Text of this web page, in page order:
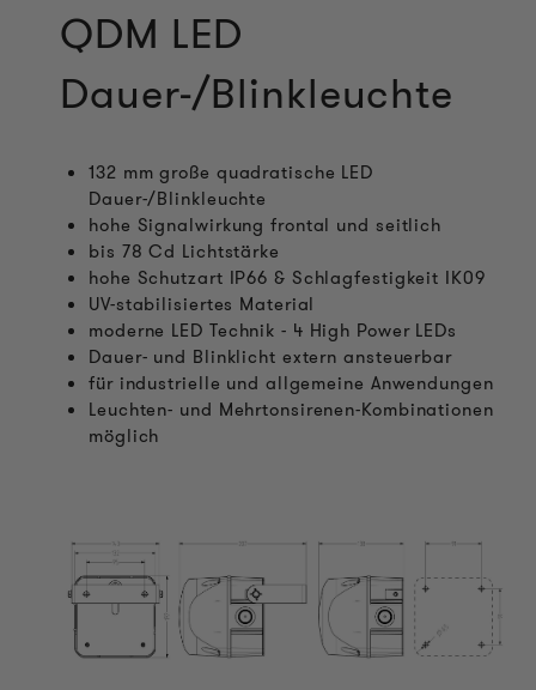
QDM LED
Dauer-/Blinkleuchte
132 mm große quadratische LED
Dauer-/Blinkleuchte
hohe Signalwirkung frontal und seitlich
bis 78 Cd Lichtstärke
hohe Schutzart IP66 & Schlagfestigkeit IK09
UV-stabilisiertes Material
moderne LED Technik - 4 High Power LEDs
Dauer- und Blinklicht extern ansteuerbar
für industrielle und allgemeine Anwendungen
Leuchten- und Mehrtonsirenen-Kombinationen
möglich